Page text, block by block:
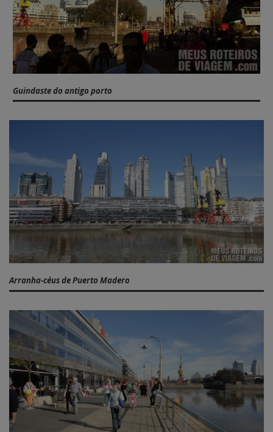
Guindaste do antigo porto
Arranha-céus de Puerto Madero